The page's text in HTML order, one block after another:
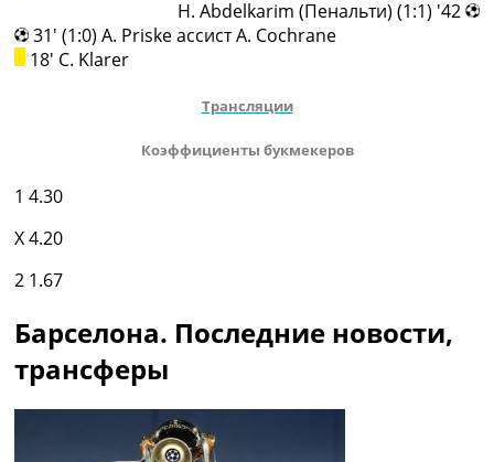
31' (1:0) A. Priske ассист A. Cochrane
18' C. Klarer
Трансляции
Коэффициенты букмекеров
1 4.30
X4.20
2 1.67
Барселона. Последние новости,
трансферы